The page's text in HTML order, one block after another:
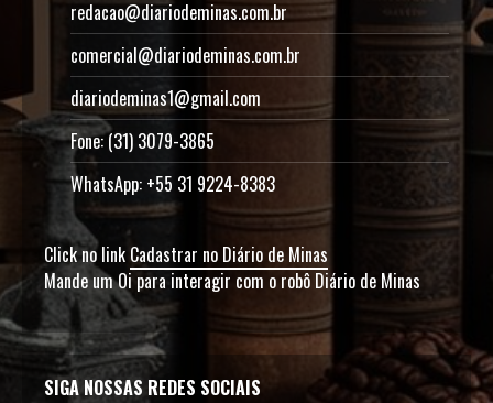
redacao@diariodeminas.com.br
comercial@diariodeminas.com.br
diariodeminas1@gmail.com
Fone: (31) 3079-3865
WhatsApp: +55 31 9224-8383
Click no link Cadastrar no Diário de Minas
Mande um Oi para interagir com o robô Diário de Minas
SIGA NOSSAS REDES SOCIAIS